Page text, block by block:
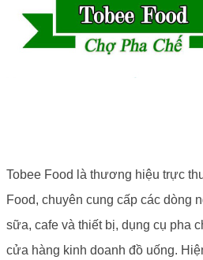
Tobee Food là thương hiệu trực
Food, chuyên cung cấp các dòng
sữa, cafe và thiết bị, dụng cụ pha
cửa hàng kinh doanh đồ uống.